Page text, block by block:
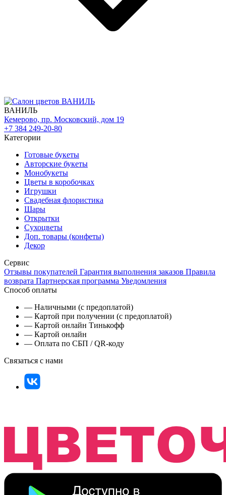
ВАНИЛЬ
Кемерово, пр. Московский, дом 19
+7 384 249-20-80
Категории
Готовые букеты
Авторские букеты
Монобукеты
Цветы в коробочках
Игрушки
Свадебная флористика
Шары
Открытки
Сухоцветы
Доп. товары (конфеты)
Декор
Сервис
Отзывы покупателей Гарантия выполнения заказов Правила
возврата Партнерская программа Уведомления
Способ оплаты
— Наличными (с предоплатой)
— Картой при получении (с предоплатой)
— Картой онлайн Тинькофф
— Картой онлайн
— Оплата по СБП / QR-коду
Связаться с нами